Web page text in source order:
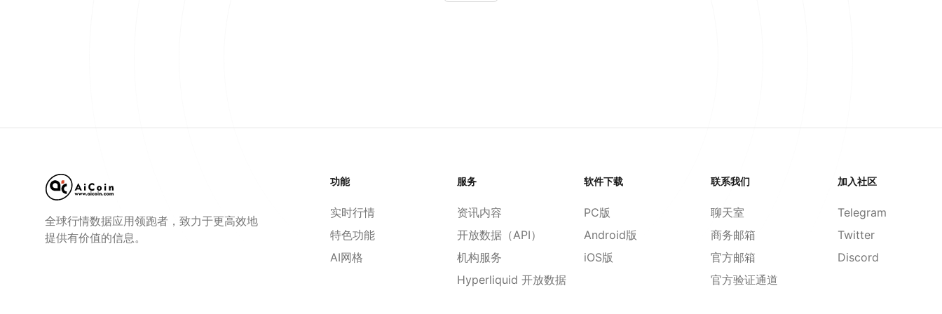
全球行情数据应用领跑者，致力于更高效地
提供有价值的信息。
功能
实时行情
特色功能
AI网格
服务
资讯内容
开放数据（API）
机构服务
Hyperliquid 开放数据
软件下载
PC版
Android版
iOS版
联系我们
聊天室
商务邮箱
官方邮箱
官方验证通道
加入社区
Telegram
Twitter
Discord